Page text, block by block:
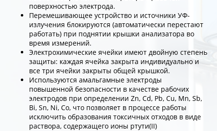
поверхностью электрода.
Перемешивающее устройство и источники УФ-
излучения блокируются (автоматически перестают
работать) при поднятии крышки анализатора во
время измерений.
Электрохимические ячейки имеют двойную степень
защиты: каждая ячейка закрыта индивидуально и
все три ячейки закрыты общей крышкой.
Используются амальгамные электроды
повышенной безопасности в качестве рабочих
электродов при определении Zn, Cd, Pb, Cu, Mn, Sb,
Bi, Sn, Ni, Co, что позволяет в процессе работы
исключить образования токсичных отходов в виде
раствора, содержащего ионы ртути(II)